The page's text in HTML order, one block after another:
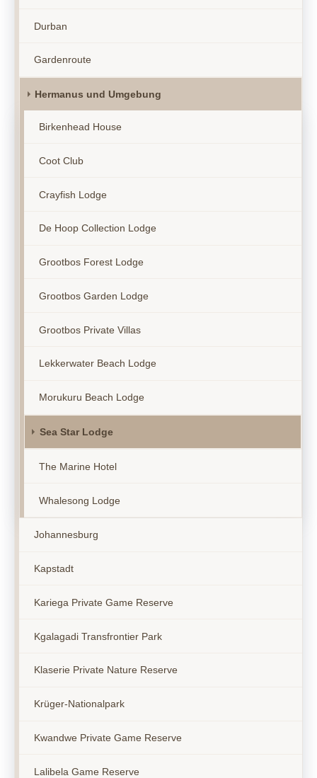
Durban
Gardenroute
Hermanus und Umgebung
Birkenhead House
Coot Club
Crayfish Lodge
De Hoop Collection Lodge
Grootbos Forest Lodge
Grootbos Garden Lodge
Grootbos Private Villas
Lekkerwater Beach Lodge
Morukuru Beach Lodge
Sea Star Lodge
The Marine Hotel
Whalesong Lodge
Johannesburg
Kapstadt
Kariega Private Game Reserve
Kgalagadi Transfrontier Park
Klaserie Private Nature Reserve
Krüger-Nationalpark
Kwandwe Private Game Reserve
Lalibela Game Reserve